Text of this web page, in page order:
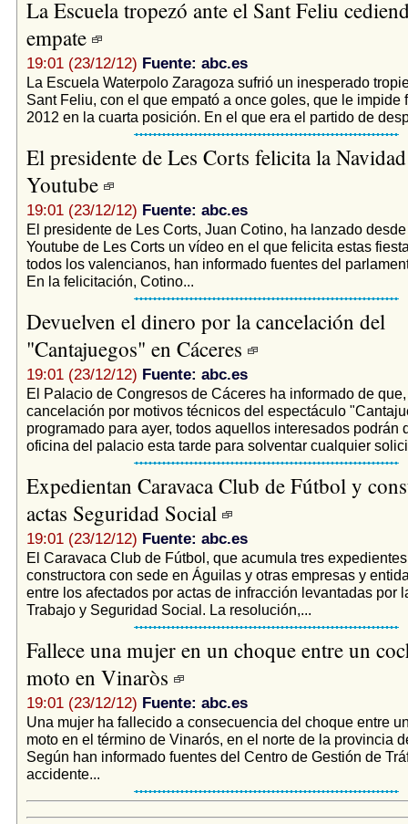
La Escuela tropezó ante el Sant Feliu
empate
19:01 (23/12/12) Fuente: abc.es
La Escuela Waterpolo Zaragoza sufrió un inesperado
Sant Feliu, con el que empató a once goles, que le impide
2012 en la cuarta posición. En el que era el partido de
El presidente de Les Corts felicita la
Youtube
19:01 (23/12/12) Fuente: abc.es
El presidente de Les Corts, Juan Cotino, ha lanzado
Youtube de Les Corts un vídeo en el que felicita estas
todos los valencianos, han informado fuentes del
En la felicitación, Cotino...
Devuelven el dinero por la cancelación del
"Cantajuegos" en Cáceres
19:01 (23/12/12) Fuente: abc.es
El Palacio de Congresos de Cáceres ha informado de
cancelación por motivos técnicos del espectáculo
programado para ayer, todos aquellos interesados podrán
oficina del palacio esta tarde para solventar cualquier
Expedientan Caravaca Club de Fútbol y
actas Seguridad Social
19:01 (23/12/12) Fuente: abc.es
El Caravaca Club de Fútbol, que acumula tres
constructora con sede en Águilas y otras empresas y
entre los afectados por actas de infracción levantadas por
Trabajo y Seguridad Social. La resolución,...
Fallece una mujer en un choque entre un
moto en Vinaròs
19:01 (23/12/12) Fuente: abc.es
Una mujer ha fallecido a consecuencia del choque entre
moto en el término de Vinarós, en el norte de la provincia
Según han informado fuentes del Centro de Gestión de
accidente...